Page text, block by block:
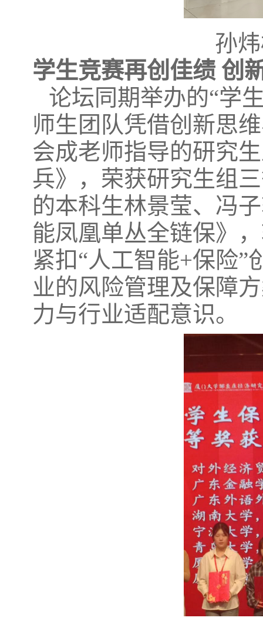
孙
学生竞赛再创佳绩 创
论坛同期举办的“学
师生团队凭借创新思
会成老师指导的研究
兵》，荣获研究生组
的本科生林景莹、冯
能凤凰单丛全链保》
紧扣“人工智能+保险
业的风险管理及保障
力与行业适配意识。